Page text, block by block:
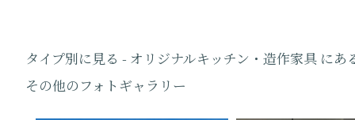
タイプ別に見る - オリジナルキッチン・造作家具 にあ
その他のフォトギャラリー